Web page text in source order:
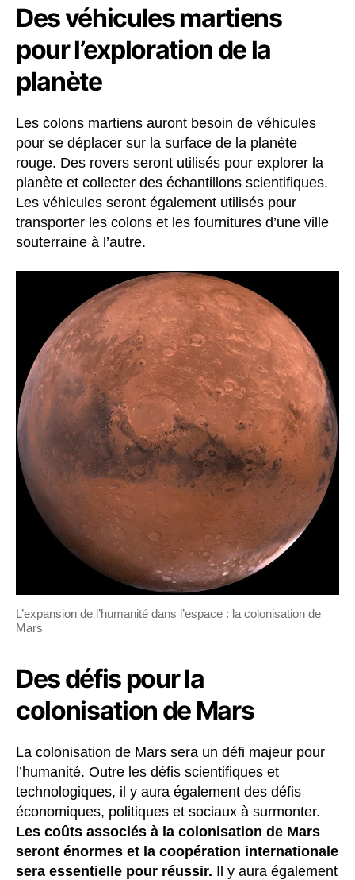
Des véhicules martiens
pour l’exploration de la
planète
Les colons martiens auront besoin de véhicules
pour se déplacer sur la surface de la planète
rouge. Des rovers seront utilisés pour explorer la
planète et collecter des échantillons scientifiques.
Les véhicules seront également utilisés pour
transporter les colons et les fournitures d’une ville
souterraine à l’autre.
L’expansion de l’humanité dans l’espace : la colonisation de
Mars
Des défis pour la
colonisation de Mars
La colonisation de Mars sera un défi majeur pour
l’humanité. Outre les défis scientifiques et
technologiques, il y aura également des défis
économiques, politiques et sociaux à surmonter.
Les coûts associés à la colonisation de Mars
seront énormes et la coopération internationale
sera essentielle pour réussir. Il y aura également